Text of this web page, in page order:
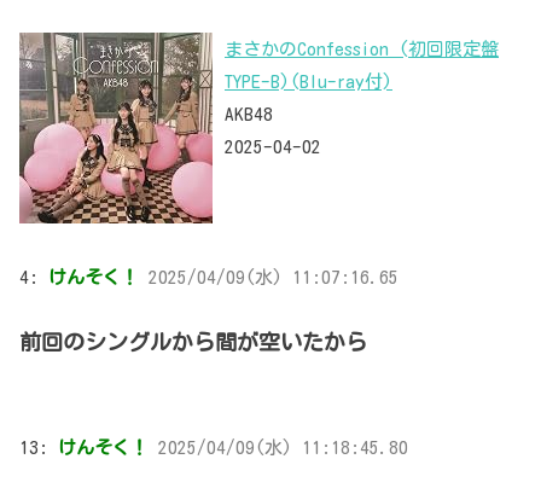
まさかのConfession (初回限定盤
TYPE-B)(Blu-ray付)
AKB48
2025-04-02
4: けんそく！ 2025/04/09(水) 11:07:16.65
前回のシングルから間が空いたから
13: けんそく！ 2025/04/09(水) 11:18:45.80